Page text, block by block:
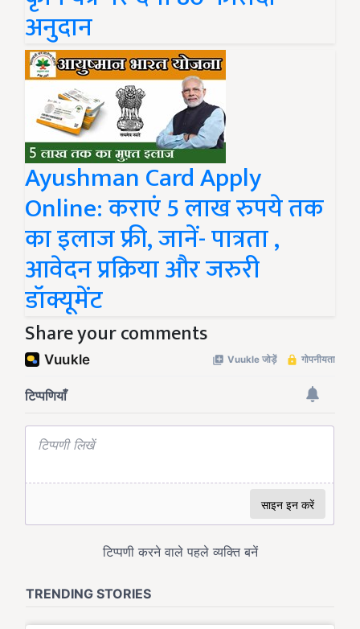
अनुदान
Ayushman Card Apply
Online: कराएं 5 लाख रुपये तक
का इलाज फ्री, जानें- पात्रता ,
आवेदन प्रक्रिया और जरुरी
डॉक्यूमेंट
Share your comments